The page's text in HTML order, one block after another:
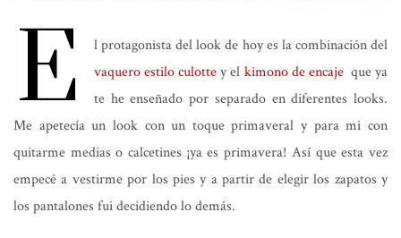
E
l protagonista del look de hoy es la combinación del
vaquero estilo culottey el kimono de encajeque ya
te he enseñado por separado en diferentes looks.
Me apetecía un look con un toque primaveral y para mi con
quitarme medias o calcetines ¡ya es primavera! Así que esta vez
empecé a vestirme por los pies y a partir de elegir los zapatos y
los pantalones fui decidiendo lo demás.